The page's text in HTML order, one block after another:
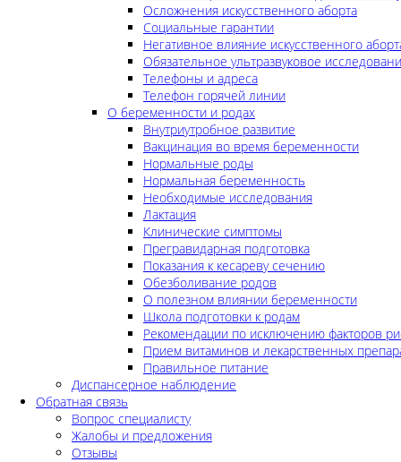
Осложнения искусственного аборта
Социальные гарантии
Негативное влияние искусственного
Обязательное ультразвуковое
Телефоны и адреса
Телефон горячей линии
О беременности и родах
Внутриутробное развитие
Вакцинация во время беременности
Нормальные роды
Нормальная беременность
Необходимые исследования
Лактация
Клинические симптомы
Прегравидарная подготовка
Показания к кесареву сечению
Обезболивание родов
О полезном влиянии беременности
Школа подготовки к родам
Рекомендации по исключению факторов
Прием витаминов и лекарственных
Правильное питание
Диспансерное наблюдение
Обратная связь
Вопрос специалисту
Жалобы и предложения
Отзывы